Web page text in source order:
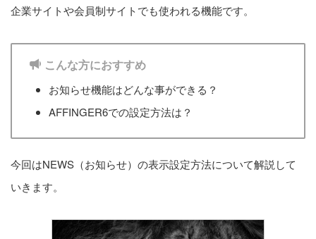
【初級編】初期設定
【中級編】アドセンス設定
4. 【上級編】デザイン設定
カテゴリー
企業サイトや会員制サイトでも使われる機能です。
こんな方におすすめ
お知らせ機能はどんな事ができる？
AFFINGER6での設定方法は？
今回はNEWS（お知らせ）の表示設定方法について解説して
いきます。